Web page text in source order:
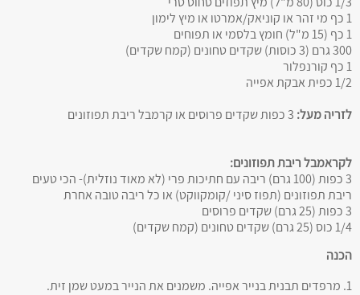
1 כף מי זהר או קוניאק/אמרטו או מיץ לימון
1 כף (15 מ"ל) חומץ בלסמי או תפוחים
300 גרם (3 כוסות) שקדים טחונים (קמח שקדים)
1 כף קורנפלור
1/2 כפית אבקת אפייה
לזריה מעל:3 כפות שקדים פרוסים או קרמבל ריבת תפוזונים
לקראמבל ריבת תפוזונים:
3 כפות (100 גרם) ריבה עם חתיכות פרי (לא מאוד נוזלית)- הכי טעים
ריבת תפוזונים (תפוז סיני /קומקווקט) או כל ריבה טובה אחרת
3 כפות (25 גרם) שקדים פרוסים
1/4 כוס (25 גרם) שקדים טחונים (קמח שקדים)
הכנה
1. מרפדים תבנית בנייר אפייה. משמנים את הנייר במעט שמן זית.